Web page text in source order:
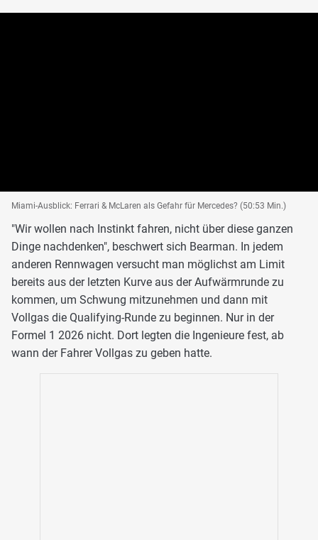
Miami-Ausblick: Ferrari & McLaren als Gefahr für Mercedes? (50:53 Min.)
"Wir wollen nach Instinkt fahren, nicht über diese ganzen
Dinge nachdenken", beschwert sich Bearman. In jedem
anderen Rennwagen versucht man möglichst am Limit
bereits aus der letzten Kurve aus der Aufwärmrunde zu
kommen, um Schwung mitzunehmen und dann mit
Vollgas die Qualifying-Runde zu beginnen. Nur in der
Formel 1 2026 nicht. Dort legten die Ingenieure fest, ab
wann der Fahrer Vollgas zu geben hatte.